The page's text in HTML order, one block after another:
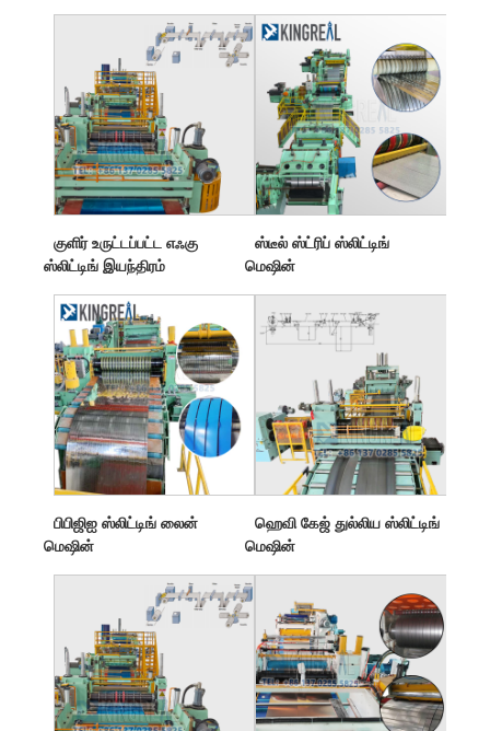
குளிர் உருட்டப்பட்ட எஃகு
ஸ்லிட்டிங் இயந்திரம்
ஸ்டீல் ஸ்ட்ரிப் ஸ்லிட்டிங்
மெஷின்
பிபிஜிஐ ஸ்லிட்டிங் லைன்
மெஷின்
ஹெவி கேஜ் துல்லிய ஸ்லிட்டிங்
மெஷின்